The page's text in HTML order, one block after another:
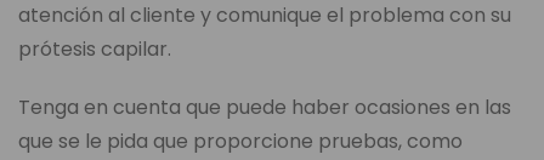
atención al cliente y comunique el problema con su
prótesis capilar.
Tenga en cuenta que puede haber ocasiones en las
que se le pida que proporcione pruebas, como